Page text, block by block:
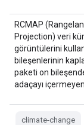
RCMAP
Projection) veri
görüntülerini
bileşenlerinin
paketi on
adaçayı içermeyen
climate-change